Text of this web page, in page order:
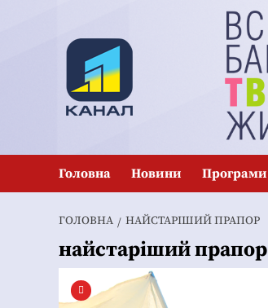
Головна Новини Програми
ГОЛОВНА НАЙСТАРІШИЙ ПРАПОР
найстаріший прапор